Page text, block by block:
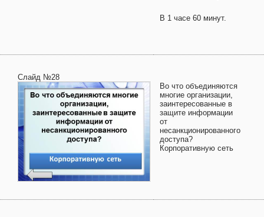
В 1 часе 60 минут.
Слайд №28
Во что объединяются
многие организации,
заинтересованные в
защите информации
от
несанкционированного
доступа?
Корпоративную сеть